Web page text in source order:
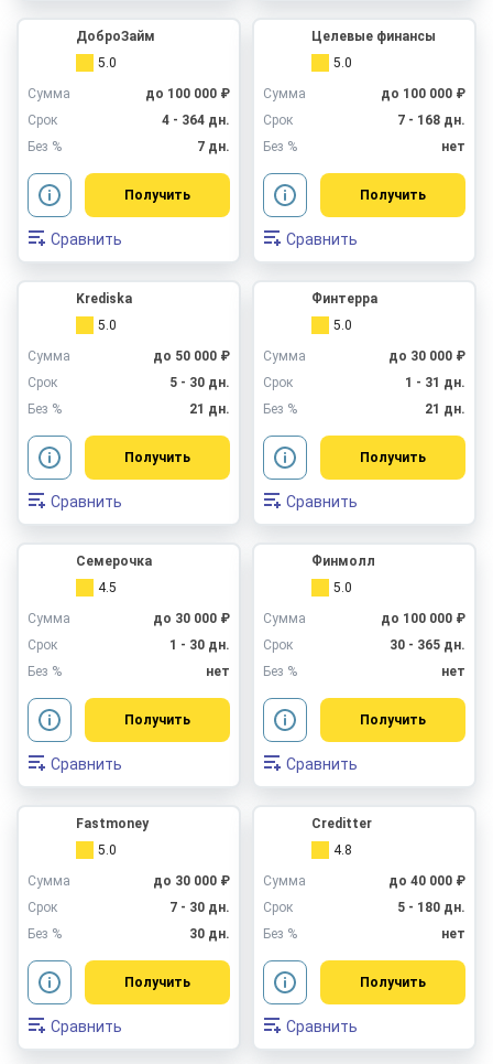
ДоброЗайм
5.0
Сумма
до 100 000 ₽
Срок
4 - 364 дн.
Без %
7 дн.
Получить
Сравнить
Целевые финансы
5.0
Сумма
до 100 000 ₽
Срок
7 - 168 дн.
Без %
нет
Получить
Сравнить
Krediska
5.0
Сумма
до 50 000 ₽
Срок
5 - 30 дн.
Без %
21 дн.
Получить
Сравнить
Финтерра
5.0
Сумма
до 30 000 ₽
Срок
1 - 31 дн.
Без %
21 дн.
Получить
Сравнить
Семерочка
4.5
Сумма
до 30 000 ₽
Срок
1 - 30 дн.
Без %
нет
Получить
Сравнить
Финмолл
5.0
Сумма
до 100 000 ₽
Срок
30 - 365 дн.
Без %
нет
Получить
Сравнить
Fastmoney
5.0
Сумма
до 30 000 ₽
Срок
7 - 30 дн.
Без %
30 дн.
Получить
Сравнить
Creditter
4.8
Сумма
до 40 000 ₽
Срок
5 - 180 дн.
Без %
нет
Получить
Сравнить